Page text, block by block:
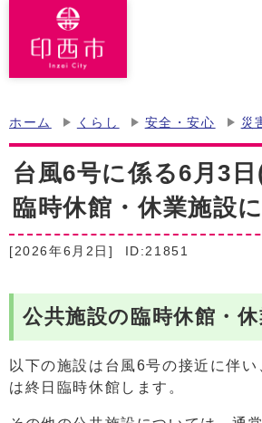
ホーム くらし 安全・安心 災
台風6号に係る6月3
臨時休館・休業施設
[2026年6月2日] ID:21851
公共施設の臨時休館・
以下の施設は台風6号の接近に伴
は終日臨時休館します。